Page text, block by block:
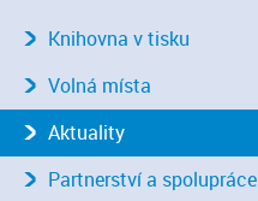
Knihovna v tisku
Volná místa
Aktuality
Partnerství a spolupráce